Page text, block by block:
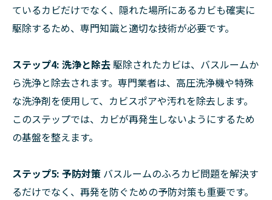
ているカビだけでなく、隠れた場所にあるカビも確実に
駆除するため、専門知識と適切な技術が必要です。
ステップ4: 洗浄と除去駆除されたカビは、バスルームか
ら洗浄と除去されます。専門業者は、高圧洗浄機や特殊
な洗浄剤を使用して、カビスポアや汚れを除去します。
このステップでは、カビが再発生しないようにするため
の基盤を整えます。
ステップ5: 予防対策 バスルームのふろカビ問題を解決す
るだけでなく、再発を防ぐための予防対策も重要です。